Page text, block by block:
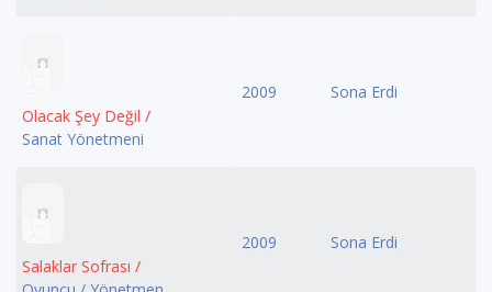
Olacak Şey Değil /
Sanat Yönetmeni
2009 Sona Erdi
Salaklar Sofrası /
2009 Sona Erdi